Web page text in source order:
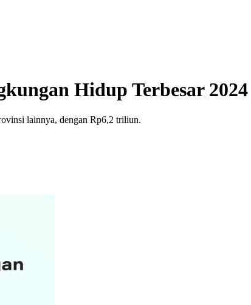
Hidup Terbesar 2024
lainnya, dengan Rp6,2 triliun.